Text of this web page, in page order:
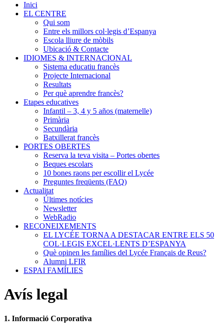
Inici
EL CENTRE
Qui som
Entre els millors col·legis d’Espanya
Escola lliure de mòbils
Ubicació & Contacte
IDIOMES & INTERNACIONAL
Sistema educatiu francès
Projecte Internacional
Resultats
Per què aprendre francès?
Etapes educatives
Infantil – 3, 4 y 5 años (maternelle)
Primària
Secundària
Batxillerat francès
PORTES OBERTES
Reserva la teva visita – Portes obertes
Beques escolars
10 bones raons per escollir el Lycée
Preguntes freqüents (FAQ)
Actualitat
Últimes notícies
Newsletter
WebRadio
RECONEIXEMENTS
EL LYCÉE TORNA A DESTACAR ENTRE ELS 50
COL·LEGIS EXCEL·LENTS D’ESPANYA
Què opinen les famílies del Lycée Français de Reus?
Alumni LFIR
ESPAI FAMÍLIES
Avís legal
1. Informació Corporativa